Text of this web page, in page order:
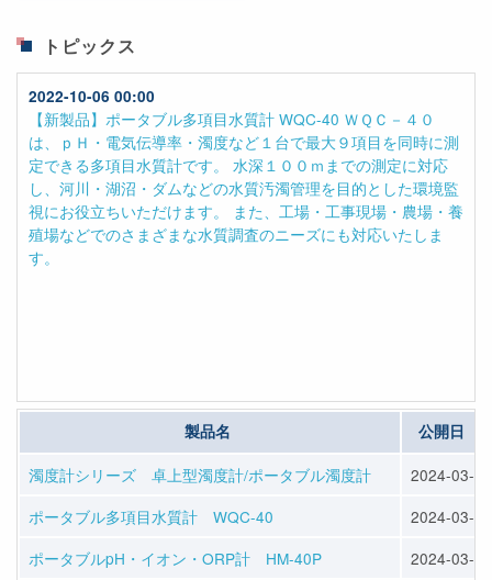
トピックス
製品名 公開日
濁度計シリーズ 卓上型濁度計/ポータブル濁度計
2024-03-26
ポータブル多項目水質計 WQC-40
2024-03-26
ポータブルpH・イオン・ORP計 HM-40P
2024-03-26